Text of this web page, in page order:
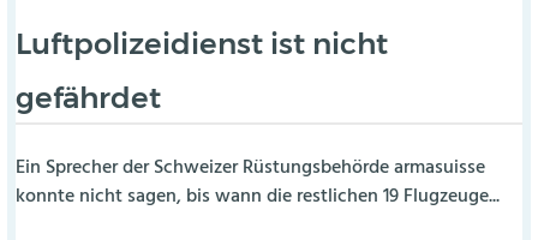
Luftpolizeidienst ist nicht
gefährdet
Ein Sprecher der Schweizer Rüstungsbehörde armasuisse
konnte nicht sagen, bis wann die restlichen 19 Flugzeuge...